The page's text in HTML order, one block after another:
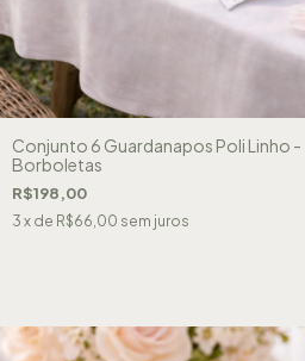
Conjunto 6 Guardanapos Poli Linho -
Borboletas
R$198,00
3 x de R$66,00 sem juros